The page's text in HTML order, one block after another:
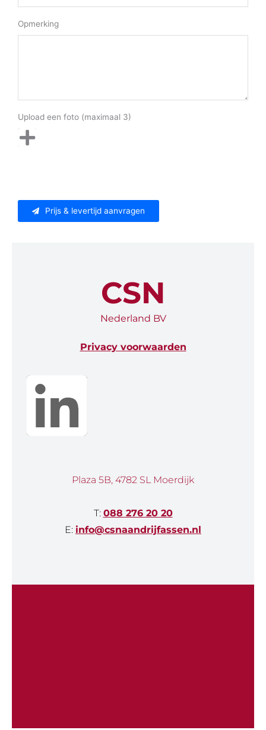
Opmerking
Upload een foto (maximaal 3)
Prijs & levertijd aanvragen
CSN
Nederland BV
Privacy voorwaarden
Plaza 5B, 4782 SL Moerdijk
T: 088 276 20 20
E: info@csnaandrijfassen.nl